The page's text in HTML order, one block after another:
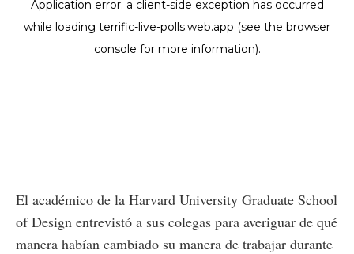
El académico de la Harvard University Graduate School
of Design entrevistó a sus colegas para averiguar de qué
manera habían cambiado su manera de trabajar durante